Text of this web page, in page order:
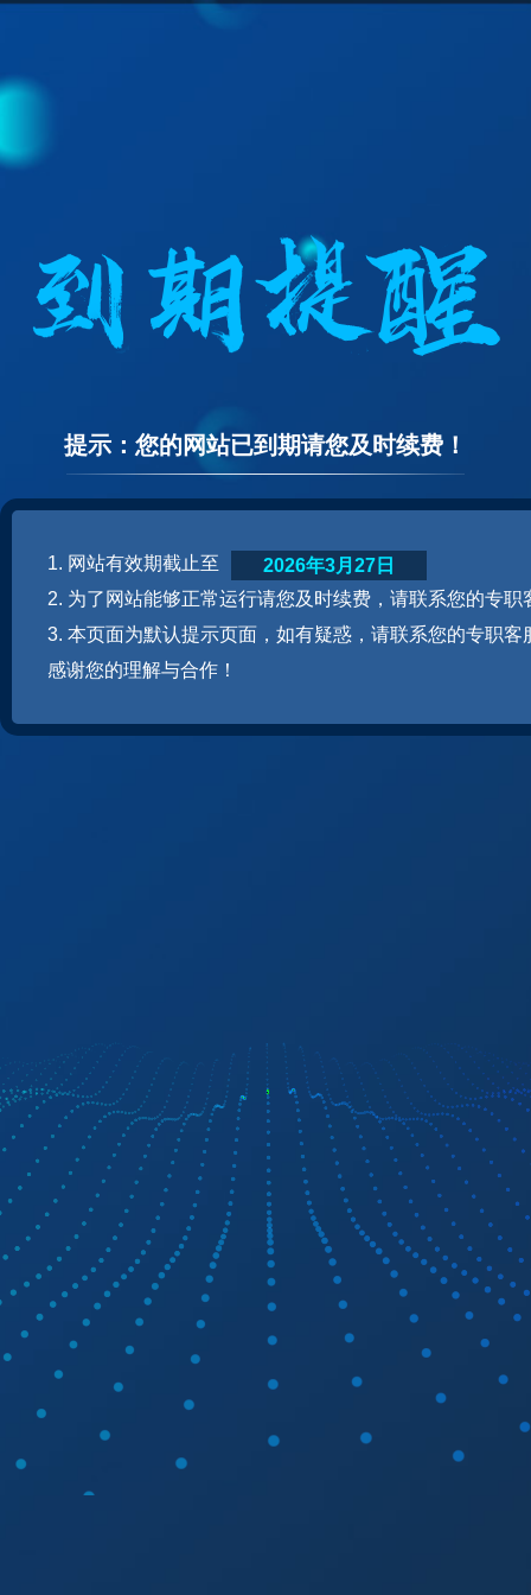
提示：您的网站已到期请您及时续费！
1. 网站有效期截止至
2. 为了网站能够正常运行请您及时续费，请联系您的专职
3. 本页面为默认提示页面，如有疑惑，请联系您的专职客
感谢您的理解与合作！
2026年3月27日